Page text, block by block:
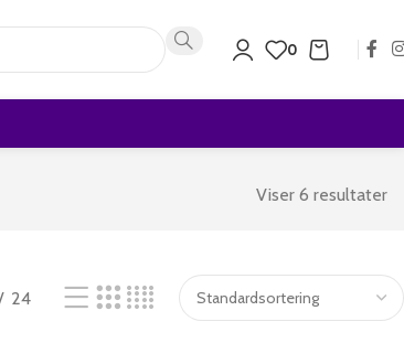
0
Viser 6 resultater
24